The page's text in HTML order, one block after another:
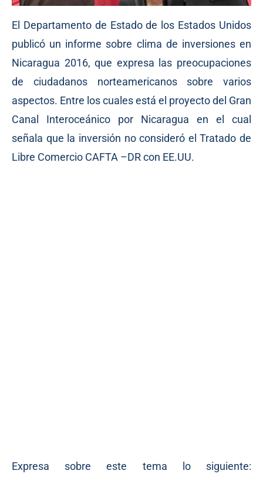
El Departamento de Estado de los Estados Unidos
publicó un informe sobre clima de inversiones en
Nicaragua 2016, que expresa las preocupaciones
de ciudadanos norteamericanos sobre varios
aspectos. Entre los cuales está el proyecto del Gran
Canal Interoceánico por Nicaragua en el cual
señala que la inversión no consideró el Tratado de
Libre Comercio CAFTA –DR con EE.UU.
Expresa sobre este tema lo siguiente: